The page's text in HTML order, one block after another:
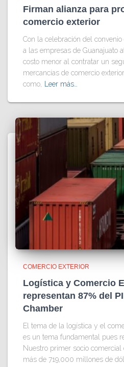
Firman alianza para
comercio exterior
Con la celebración del
a las empresas de Guanajuato
costo menor al contratar un
mercancías de comercio
como, Leer más…
COMERCIO EXTERIOR
Logística y Comercio
representan 87% del
Chamber
El tema de la logística y el
es un tema fundamental pues
Nuestro primer socio comercial
más de 719,000 millones de